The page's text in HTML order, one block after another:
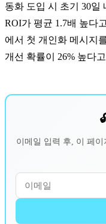
동화 도입 시 초기 30일
ROI가 평균 1.7배 높다
에서 첫 개인화 메시지
개선 확률이 26% 높다
이메일 입력 후, 이 페